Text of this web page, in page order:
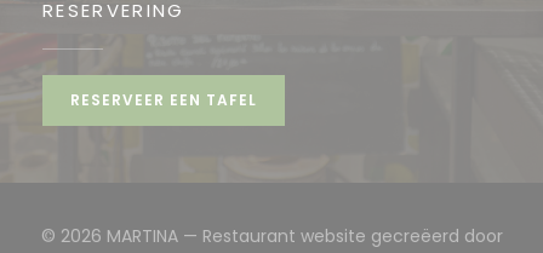
RESERVERING
RESERVEER EEN TAFEL
© 2026 MARTINA — Restaurant website gecreëerd door